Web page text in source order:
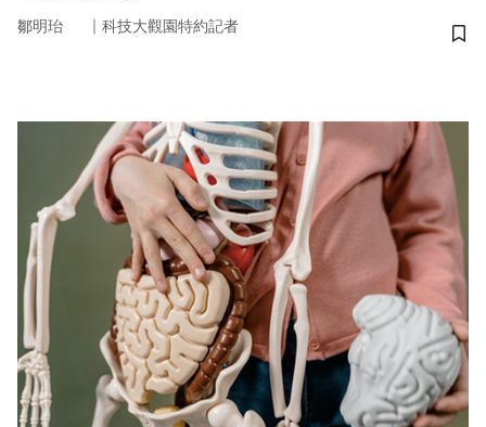
鄒明珆 ｜ 科技大觀園特約記者
儲